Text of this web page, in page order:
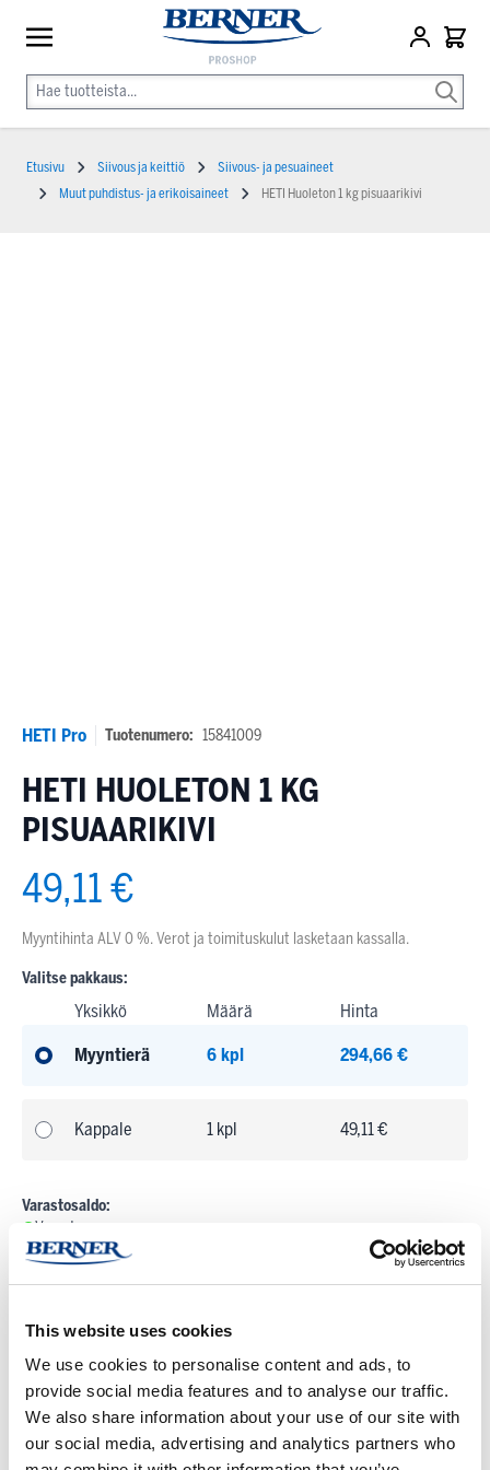
This website uses cookies
We use cookies to personalise content and ads, to
provide social media features and to analyse our traffic.
We also share information about your use of our site with
our social media, advertising and analytics partners who
HETI Pro Tuotenumero: 15841009
HETI HUOLETON 1 KG
PISUAARIKIVI
49,11 €
Myyntihinta ALV 0 %. Verot ja toimituskulut lasketaan kassalla.
Valitse pakkaus:
Yksikkö Määrä Hinta
Myyntierä 6 kpl 294,66 €
Kappale 1 kpl 49,11 €
Varastosaldo:
Varastossa
seuraavaan täyteen myyntierään
- + Lisää ostoskoriin
Etusivu Siivous ja keittiö
Siivous- ja pesuaineet
Muut puhdistus- ja erikoisaineet
HETI Huoleton 1 kg pisuaarikivi